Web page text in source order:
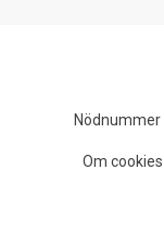
Nödnummer
Om cookies